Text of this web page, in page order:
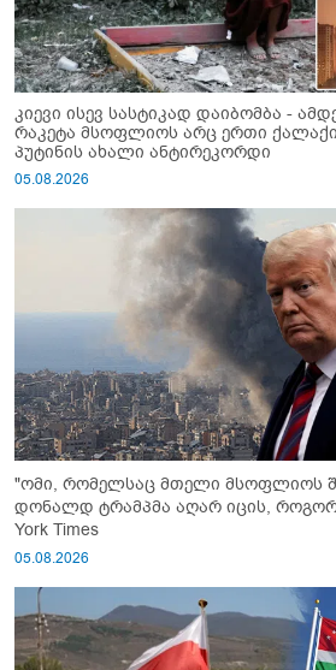
კიევი ისევ სასტიკად დაიბომბა -
რაკეტა მსოფლიოს არც ერთი
პუტინის ახალი ანტირეკორდი
05.08.2026
"ომი, რომელსაც მთელი მსოფლიოს
დონალდ ტრამპმა აღარ იცის, როგორ
York Times
05.08.2026